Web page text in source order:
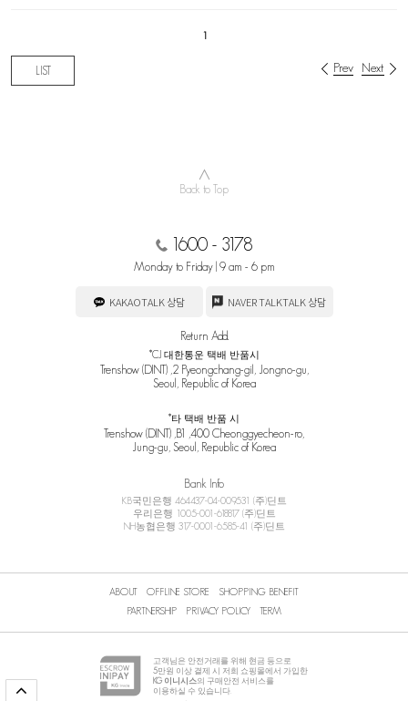
1
LIST Prev Next
∧
Back to Top
1600 - 3178
Monday to Friday | 9 am - 6 pm
KAKAOTALK 상담 NAVER TALKTALK 상담
Return Add.
*CJ 대한통운 택배 반품시
Trenshow (DINT) ,2 Pyeongchang-gil, Jongno-gu,
Seoul, Republic of Korea
*타 택배 반품 시
Trenshow (DINT) ,B1 ,400 Cheonggyecheon-ro,
Jung-gu, Seoul, Republic of Korea
Bank Info
KB국민은행 464437-04-009531 (주)딘트
우리은행 1005-001-618817 (주)딘트
NH농협은행 317-0001-6585-41 (주)딘트
ABOUT OFFLINE STORE
SHOPPING BENEFIT
PARTNERSHIP
PRIVACY POLICY TERM
고객님은 안전거래를 위해 현금 등으로
5만원 이상 결제 시 저희 쇼핑몰에서 가입한
KG 이니시스의 구매안전 서비스를
이용하실 수 있습니다.